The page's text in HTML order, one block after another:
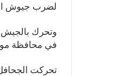
لضرب جيوش
وتحرك بالجيش
في محافظة
تحركت الجحافل